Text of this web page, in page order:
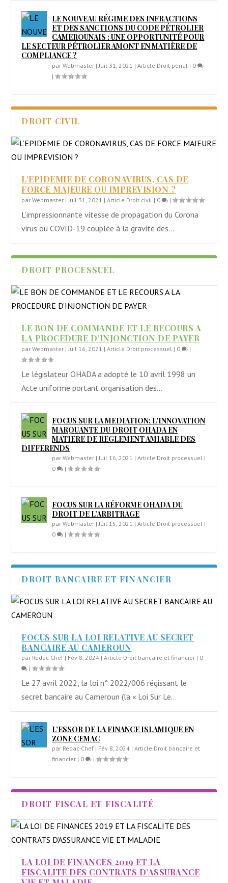
LE NOUVEAU RÉGIME DES INFRACTIONS
ET DES SANCTIONS DU CODE PÉTROLIER
CAMEROUNAIS : UNE OPPORTUNITÉ POUR
LE SECTEUR PÉTROLIER AMONT EN MATIÈRE DE
COMPLIANCE ?
parWebmaster |Juil 31, 2021 |Article Droit pénal | 0
|
DROIT CIVIL
L’EPIDEMIE DE CORONAVIRUS, CAS DE
FORCE MAJEURE OU IMPREVISION ?
parWebmaster |Juil 31, 2021 |Article Droit civil | 0 |
L’impressionnante vitesse de propagation du Corona
virus ou COVID-19 couplée à la gravité des...
DROIT PROCESSUEL
LE BON DE COMMANDE ET LE RECOURS A
LA PROCEDURE D’INJONCTION DE PAYER
parWebmaster |Juil 16, 2021 |Article Droit processuel | 0 |
Le législateur OHADA a adopté le 10 avril 1998 un
Acte uniforme portant organisation des...
FOCUS SUR LA MEDIATION: L’INNOVATION
MARQUANTE DU DROIT OHADA EN
MATIERE DE REGLEMENT AMIABLE DES
DIFFERENDS
parWebmaster |Juil 16, 2021 |Article Droit processuel |
0
|
FOCUS SUR LA RÉFORME OHADA DU
DROIT DE L’ARBITRAGE
parWebmaster |Juil 15, 2021 |Article Droit processuel |
0
|
DROIT BANCAIRE ET FINANCIER
FOCUS SUR LA LOI RELATIVE AU SECRET
BANCAIRE AU CAMEROUN
par Redac-Chef | Fév 8, 2024 |Article Droit bancaire et financier | 0
|
Le 27 avril 2022, la loi n° 2022/006 régissant le
secret bancaire au Cameroun (la « Loi Sur Le...
L’ESSOR DE LA FINANCE ISLAMIQUE EN
ZONE CEMAC
par Redac-Chef | Fév 8, 2024 |Article Droit bancaire et
financier | 0 |
DROIT FISCAL ET FISCALITÉ
LA LOI DE FINANCES 2019 ET LA
FISCALITE DES CONTRATS D’ASSURANCE